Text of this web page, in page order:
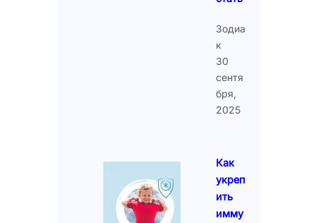
Зодиа
к
30
сентя
бря,
2025
Как
укреп
ить
имму